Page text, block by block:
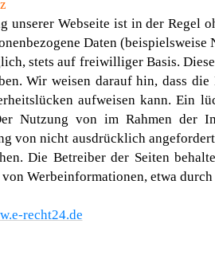
unserer Webseite ist in der Regel
Daten
stets auf freiwilliger Basis.
Wir weisen darauf hin, dass
aufweisen kann. Ein
Nutzung von im Rahmen der
von nicht ausdrücklich
Die Betreiber der Seiten
von Werbeinformationen, etwa
recht24.de